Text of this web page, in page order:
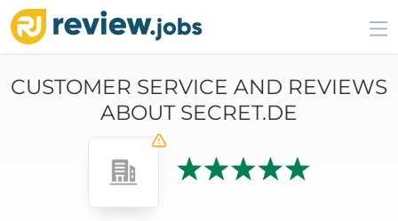
CUSTOMER SERVICE AND REVIEWS
ABOUT SECRET.DE